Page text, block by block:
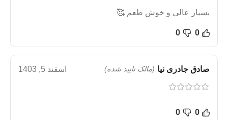
بسیار عالی و خوش طعم 🥰
0
0
صادق جادری نیا (مالک تایید شده) اسفند 5, 1403
0
0